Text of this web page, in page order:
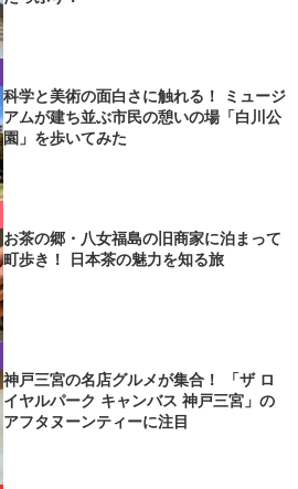
科学と美術の面白さに触れる！ ミュージ
アムが建ち並ぶ市民の憩いの場「白川公
園」を歩いてみた
お茶の郷・八女福島の旧商家に泊まって
町歩き！ 日本茶の魅力を知る旅
神戸三宮の名店グルメが集合！ 「ザ ロ
イヤルパーク キャンバス 神戸三宮」の
アフタヌーンティーに注目